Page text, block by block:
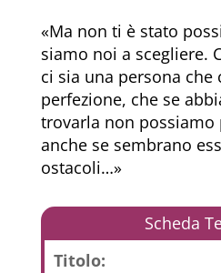
«Ma non ti è stato
siamo noi a scegliere.
ci sia una persona che
perfezione, che se
trovarla non
anche se sembrano
ostacoli…»
Scheda
Titolo: